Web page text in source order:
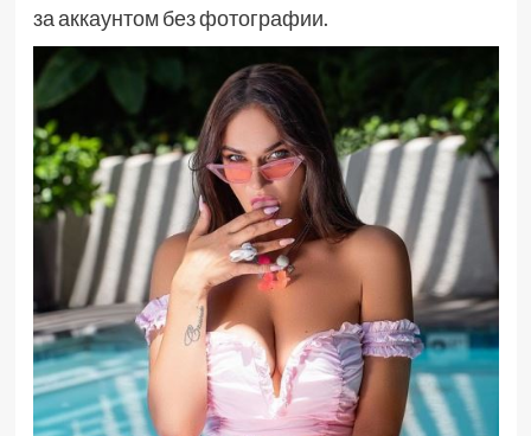
за аккаунтом без фотографии.